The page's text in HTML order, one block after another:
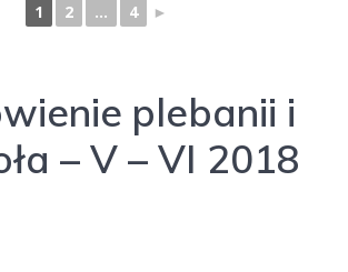
1 2 ... 4 ►
plebanii i
– V – VI 2018